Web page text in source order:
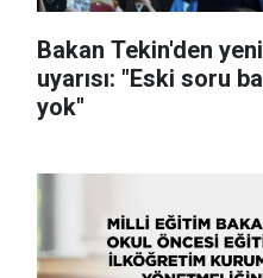
Bakan Tekin'den
uyarısı: "Eski soru
yok"